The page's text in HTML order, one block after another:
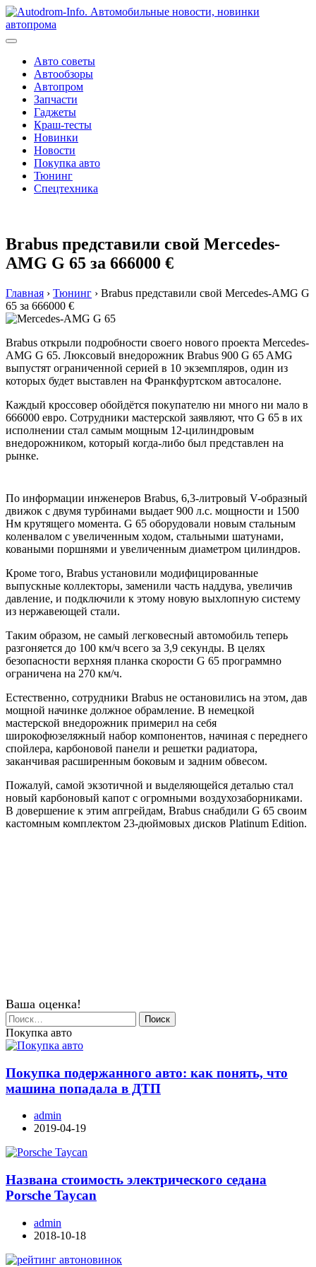
Перейти
к
содержимому
Авто советы
Автообзоры
Автопром
Запчасти
Гаджеты
Краш-тесты
Новинки
Новости
Покупка авто
Тюнинг
Спецтехника
Brabus представили свой Mercedes-
AMG G 65 за 666000 €
Главная › Тюнинг › Brabus представили свой Mercedes-AMG G
65 за 666000 €
Brabus открыли подробности своего нового проекта Mercedes-
AMG G 65. Люксовый внедорожник Brabus 900 G 65 AMG
выпустят ограниченной серией в 10 экземпляров, один из
которых будет выставлен на Франкфуртском автосалоне.
Каждый кроссовер обойдётся покупателю ни много ни мало в
666000 евро. Сотрудники мастерской заявляют, что G 65 в их
исполнении стал самым мощным 12-цилиндровым
внедорожником, который когда-либо был представлен на
рынке.
По информации инженеров Brabus, 6,3-литровый V-образный
движок с двумя турбинами выдает 900 л.с. мощности и 1500
Нм крутящего момента. G 65 оборудовали новым стальным
коленвалом с увеличенным ходом, стальными шатунами,
коваными поршнями и увеличенным диаметром цилиндров.
Кроме того, Brabus установили модифицированные
выпускные коллекторы, заменили часть наддува, увеличив
давление, и подключили к этому новую выхлопную систему
из нержавеющей стали.
Таким образом, не самый легковесный автомобиль теперь
разгоняется до 100 км/ч всего за 3,9 секунды. В целях
безопасности верхняя планка скорости G 65 программно
ограничена на 270 км/ч.
Естественно, сотрудники Brabus не остановились на этом, дав
мощной начинке должное обрамление. В немецкой
мастерской внедорожник примерил на себя
широкофюзеляжный набор компонентов, начиная с переднего
спойлера, карбоновой панели и решетки радиатора,
заканчивая расширенным боковым и задним обвесом.
Пожалуй, самой экзотичной и выделяющейся деталью стал
новый карбоновый капот с огромными воздухозаборниками.
В довершение к этим апгрейдам, Brabus снабдили G 65 своим
кастомным комплектом 23-дюймовых дисков Platinum Edition.
Ваша оценка!
Найти:
Покупка авто
Покупка подержанного авто: как понять, что
машина попадала в ДТП
admin
2019-04-19
Названа стоимость электрического седана
Porsche Taycan
admin
2018-10-18